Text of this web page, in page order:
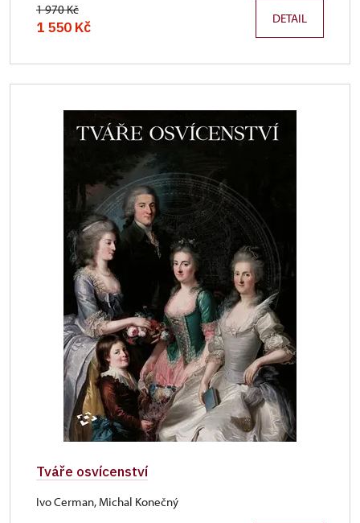
1 970 Kč
1 550 Kč DETAIL
Tváře osvícenství
Ivo Cerman, Michal Konečný